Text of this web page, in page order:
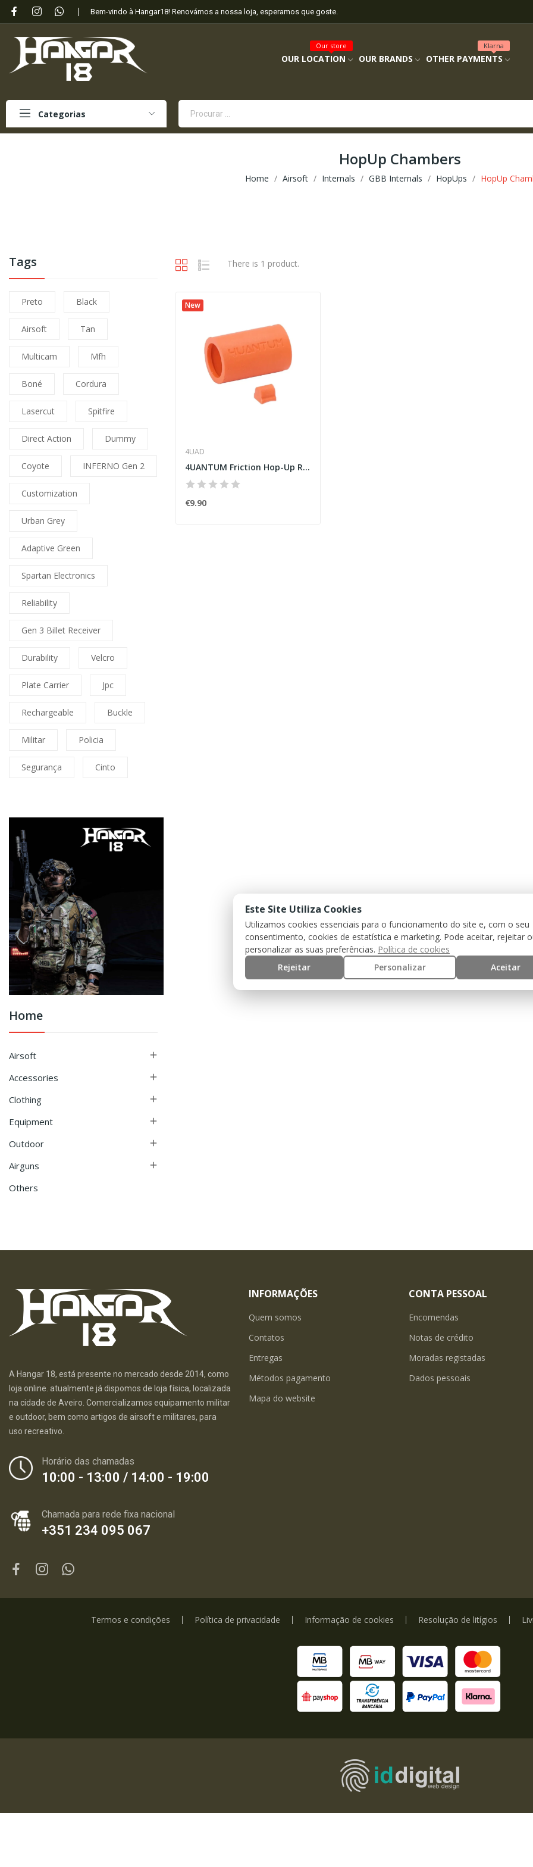
Bem-vindo à Hangar18! Renovámos a nossa loja, esperamos que goste.
OUR LOCATION
Our store
OUR BRANDS OTHER PAYMENTS
Klarna
Categorias
HopUp Chambers
Home Airsoft Internals GBB Internals HopUps HopUp
Tags
Preto Black
Airsoft Tan
Multicam Mfh
Boné Cordura
Lasercut Spitfire
Direct Action Dummy
Coyote INFERNO Gen 2
Customization
Urban Grey
Adaptive Green
Spartan Electronics
Reliability
Gen 3 Billet Receiver
Durability Velcro
Plate Carrier Jpc
Rechargeable Buckle
Militar Policia
Segurança Cinto
Home
Airsoft 
Accessories 
Clothing 
Equipment 
Outdoor 
Airguns 
Others
There is 1 product.
New
4UAD
4UANTUM Friction Hop-Up Rubber for GBB [4UAD]
€9.90
A Hangar 18, está presente no mercado desde 2014, como
loja online. atualmente já dispomos de loja física, localizada
na cidade de Aveiro. Comercializamos equipamento militar
e outdoor, bem como artigos de airsoft e militares, para
uso recreativo.
Horário das chamadas
10:00 - 13:00 / 14:00 - 19:00
Chamada para rede fixa nacional
+351 234 095 067
INFORMAÇÕES
Quem somos
Contatos
Entregas
Métodos pagamento
Mapa do website
CONTA PESSOAL
Encomendas
Notas de crédito
Moradas registadas
Dados pessoais
Termos e condições Política de privacidade Informação de cookies Resolução de litígios
Este Site Utiliza Cookies
Utilizamos cookies essenciais para o funcionamento do site e, com o seu
consentimento, cookies de estatística e marketing. Pode aceitar, rejeitar
personalizar as suas preferências. Política de cookies
Rejeitar
Personalizar Aceitar